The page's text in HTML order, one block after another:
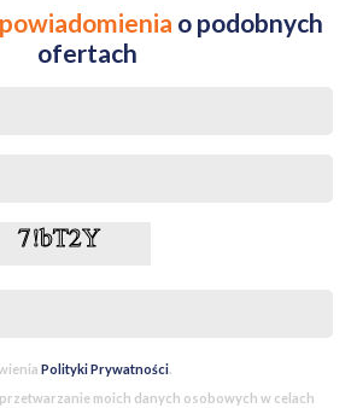
powiadomienia o podobnych
ofertach
Polityki Prywatności.
moich danych osobowych w celach